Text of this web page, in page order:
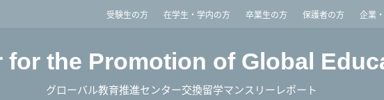
Unlimited受験生の方 在学生・学内の方 卒業生の方 保護者の方 企業
for the Promotion of Global
グローバル教育推進センター交換留学マンスリーレポート